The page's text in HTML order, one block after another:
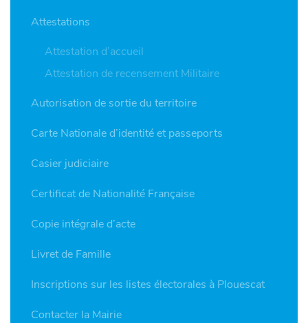
Attestations
Attestation d’accueil
Attestation de recensement Militaire
Autorisation de sortie du territoire
Carte Nationale d’identité et passeports
Casier judiciaire
Certificat de Nationalité Française
Copie intégrale d’acte
Livret de Famille
Inscriptions sur les listes électorales à Plouescat
Contacter la Mairie